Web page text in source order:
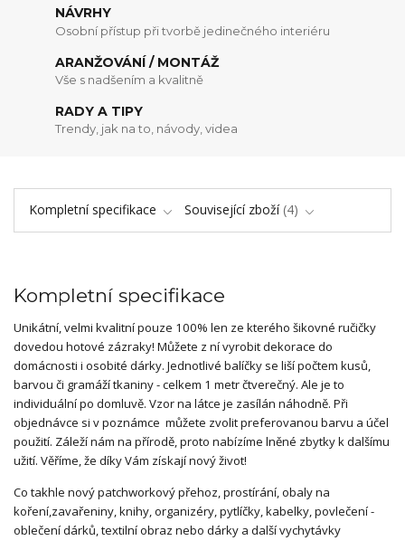
NÁVRHY
Osobní přístup při tvorbě jedinečného interiéru
ARANŽOVÁNÍ / MONTÁŽ
Vše s nadšením a kvalitně
RADY A TIPY
Trendy, jak na to, návody, videa
Kompletní specifikace Související zboží 4
Kompletní specifikace
Unikátní, velmi kvalitní pouze 100% len ze kterého šikovné ručičky
dovedou hotové zázraky! Můžete z ní vyrobit dekorace do
domácnosti i osobité dárky. Jednotlivé balíčky se liší počtem kusů,
barvou či gramáží tkaniny - celkem 1 metr čtverečný. Ale je to
individuální po domluvě. Vzor na látce je zasílán náhodně. Při
objednávce si v poznámce můžete zvolit preferovanou barvu a účel
použití. Záleží nám na přírodě, proto nabízíme lněné zbytky k dalšímu
užití. Věříme, že díky Vám získají nový život!
Co takhle nový patchworkový přehoz, prostírání, obaly na
koření,zavařeniny, knihy, organizéry, pytlíčky, kabelky, povlečení -
oblečení dárků, textilní obraz nebo dárky a další vychytávky